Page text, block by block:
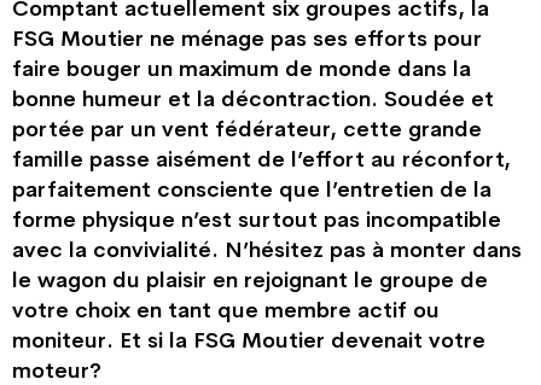
Comptant actuellement six groupes actifs, la
FSG Moutier ne ménage pas ses efforts pour
faire bouger un maximum de monde dans la
bonne humeur et la décontraction. Soudée et
portée par un vent fédérateur, cette grande
famille passe aisément de l’effort au réconfort,
parfaitement consciente que l’entretien de la
forme physique n’est surtout pas incompatible
avec la convivialité. N’hésitez pas à monter dans
le wagon du plaisir en rejoignant le groupe de
votre choix en tant que membre actif ou
moniteur. Et si la FSG Moutier devenait votre
moteur?